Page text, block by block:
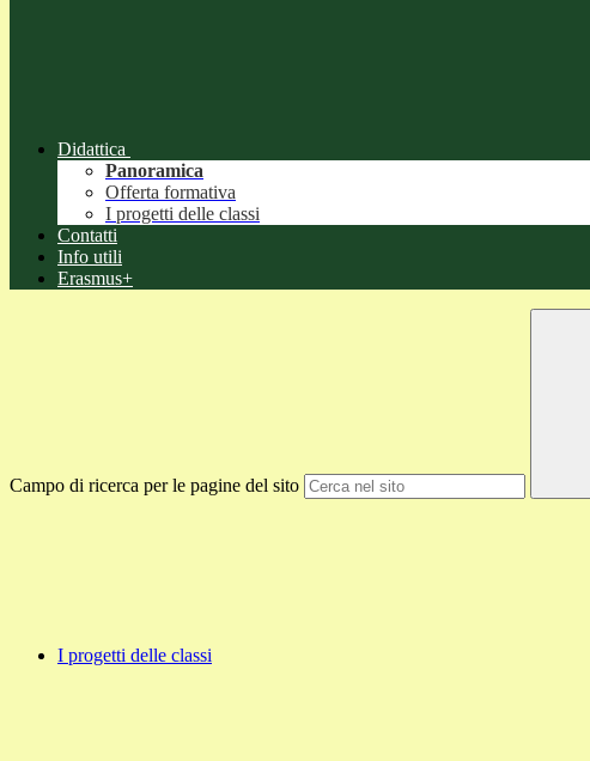
Didattica
Panoramica
Offerta formativa
I progetti delle classi
Contatti
Info utili
Erasmus+
Campo di ricerca per le pagine del sito
I progetti delle classi